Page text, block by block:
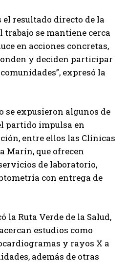
el resultado directo de la
trabajo se mantiene cerca
en acciones concretas,
y deciden participar
expresó la
se expusieron algunos de
partido impulsa en
entre ellos las Clínicas
Marín, que ofrecen
de laboratorio,
con entrega de
la Ruta Verde de la Salud,
estudios como
y rayos X a
además de otras